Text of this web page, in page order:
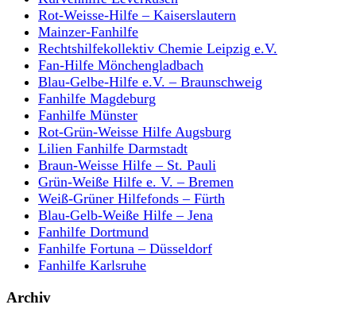
Rot-Weisse-Hilfe – Kaiserslautern
Mainzer-Fanhilfe
Rechtshilfekollektiv Chemie Leipzig e.V.
Fan-Hilfe Mönchengladbach
Blau-Gelbe-Hilfe e.V. – Braunschweig
Fanhilfe Magdeburg
Fanhilfe Münster
Rot-Grün-Weisse Hilfe Augsburg
Lilien Fanhilfe Darmstadt
Braun-Weisse Hilfe – St. Pauli
Grün-Weiße Hilfe e. V. – Bremen
Weiß-Grüner Hilfefonds – Fürth
Blau-Gelb-Weiße Hilfe – Jena
Fanhilfe Dortmund
Fanhilfe Fortuna – Düsseldorf
Fanhilfe Karlsruhe
Archiv